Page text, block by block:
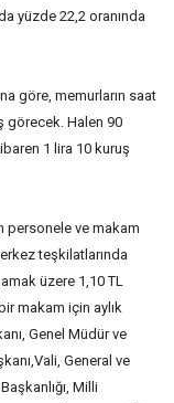
yüzde 22,2 oranında
göre, memurların saat
görecek. Halen 90
1 lira 10 kuruş
personele ve makam
teşkilatlarında
üzere 1,10 TL
makam için aylık
Genel Müdür ve
General ve
Milli